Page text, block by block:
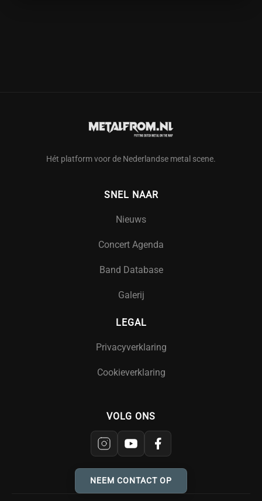
Hét platform voor de Nederlandse metal scene.
SNEL NAAR
Nieuws
Concert Agenda
Band Database
Galerij
LEGAL
Privacyverklaring
Cookieverklaring
VOLG ONS
NEEM CONTACT OP